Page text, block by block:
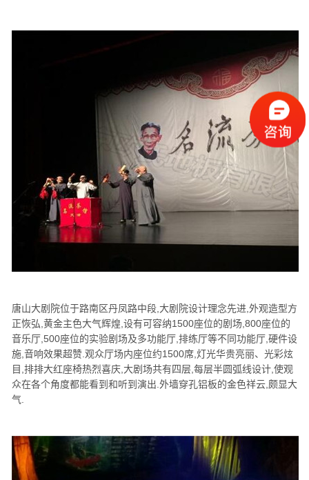
唐山大剧院位于路南区丹凤路中段,大剧院设计理念先进,外观造型方
正恢弘,黄金主色大气辉煌,设有可容纳1500座位的剧场,800座位的
音乐厅,500座位的实验剧场及多功能厅,排练厅等不同功能厅,硬件设
施,音响效果超赞.观众厅场内座位约1500席,灯光华贵亮丽、光彩炫
目,排排大红座椅热烈喜庆,大剧场共有四层,每层半圆弧线设计,使观
众在各个角度都能看到和听到演出.外墙穿孔铝板的金色祥云,颇显大
气.